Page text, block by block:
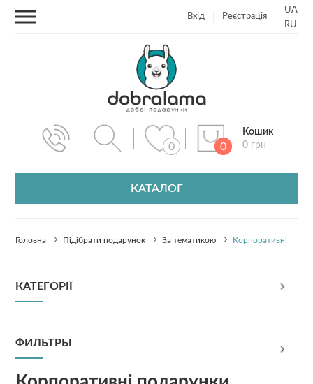
Вхід Реєстрація
UA
RU
0 0
Кошик
0 грн
КАТАЛОГ
Головна Підібрати подарунок За тематикою Корпоративні
КАТЕГОРІЇ
ФИЛЬТРЫ